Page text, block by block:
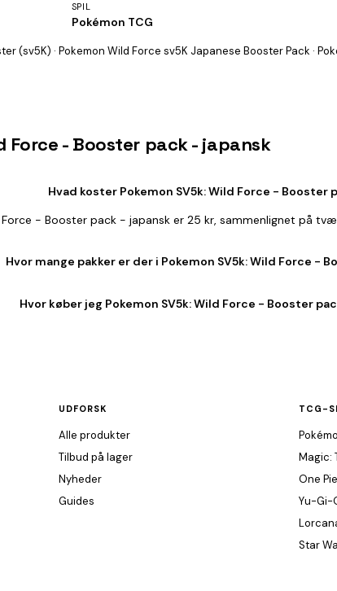
SPIL
Pokémon TCG
(sv5K) · Pokemon Wild Force sv5K Japanese Booster Pack ·
Force - Booster pack - japansk
Hvad koster Pokemon SV5k: Wild Force - Booster
- Booster pack - japansk er 25 kr, sammenlignet på
Hvor mange pakker er der i Pokemon SV5k: Wild Force -
Hvor køber jeg Pokemon SV5k: Wild Force - Booster
UDFORSK
Alle produkter
Tilbud på lager
Nyheder
Guides
TCG-
Magic:
One
Yu-Gi-
Star